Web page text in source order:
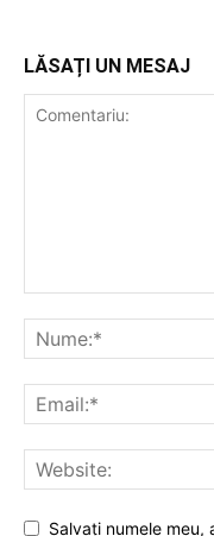
LĂSAȚI UN MESAJ
Salvați numele